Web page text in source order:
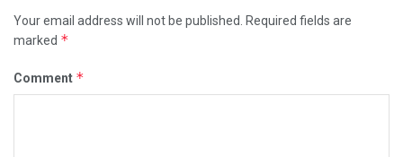
Your email address will not be published.
Required fields are
marked *
Comment *